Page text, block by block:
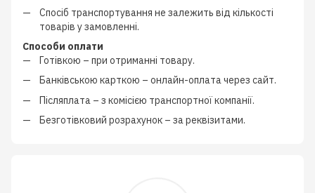
Спосіб транспортування не залежить від кількості
товарів у замовленні.
Способи оплати
Готівкою – при отриманні товару.
Банківською карткою – онлайн-оплата через сайт.
Післяплата – з комісією транспортної компанії.
Безготівковий розрахунок – за реквізитами.